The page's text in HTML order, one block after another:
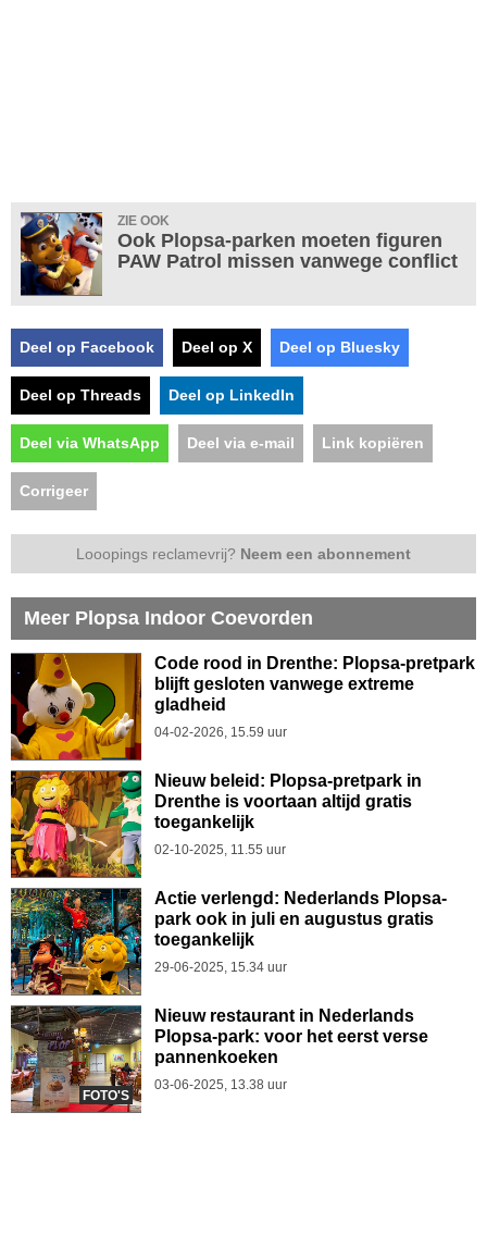
ZIE OOK
Ook Plopsa-parken moeten figuren
PAW Patrol missen vanwege conflict
Deel op Facebook Deel op X Deel op Bluesky
Deel op Threads Deel op LinkedIn
Deel via WhatsApp Deel via e-mail Link kopiëren
Corrigeer
Looopings reclamevrij? Neem een abonnement
Meer Plopsa Indoor Coevorden
Code rood in Drenthe: Plopsa-pretpark
blijft gesloten vanwege extreme
gladheid
04-02-2026, 15.59 uur
Nieuw beleid: Plopsa-pretpark in
Drenthe is voortaan altijd gratis
toegankelijk
02-10-2025, 11.55 uur
Actie verlengd: Nederlands Plopsa-
park ook in juli en augustus gratis
toegankelijk
29-06-2025, 15.34 uur
FOTO'S
Nieuw restaurant in Nederlands
Plopsa-park: voor het eerst verse
pannenkoeken
03-06-2025, 13.38 uur